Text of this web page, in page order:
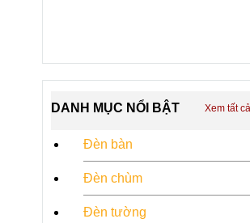
DANH MỤC NỔI BẬT
Đèn bàn
Đèn chùm
Đèn tường